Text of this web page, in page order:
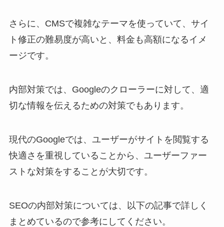
さらに、CMSで複雑なテーマを使っていて、サイ
ト修正の難易度が高いと、料金も高額になるイメ
ージです。
内部対策では、Googleのクローラーに対して、適
切な情報を伝えるための対策でもあります。
現代のGoogleでは、ユーザーがサイトを閲覧する
快適さを重視していることから、ユーザーファー
ストな対策をすることが大切です。
SEOの内部対策については、以下の記事で詳しく
まとめているので参考にしてください。